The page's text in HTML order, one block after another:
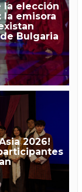
la elección
la emisora
Bulgaria
2026!